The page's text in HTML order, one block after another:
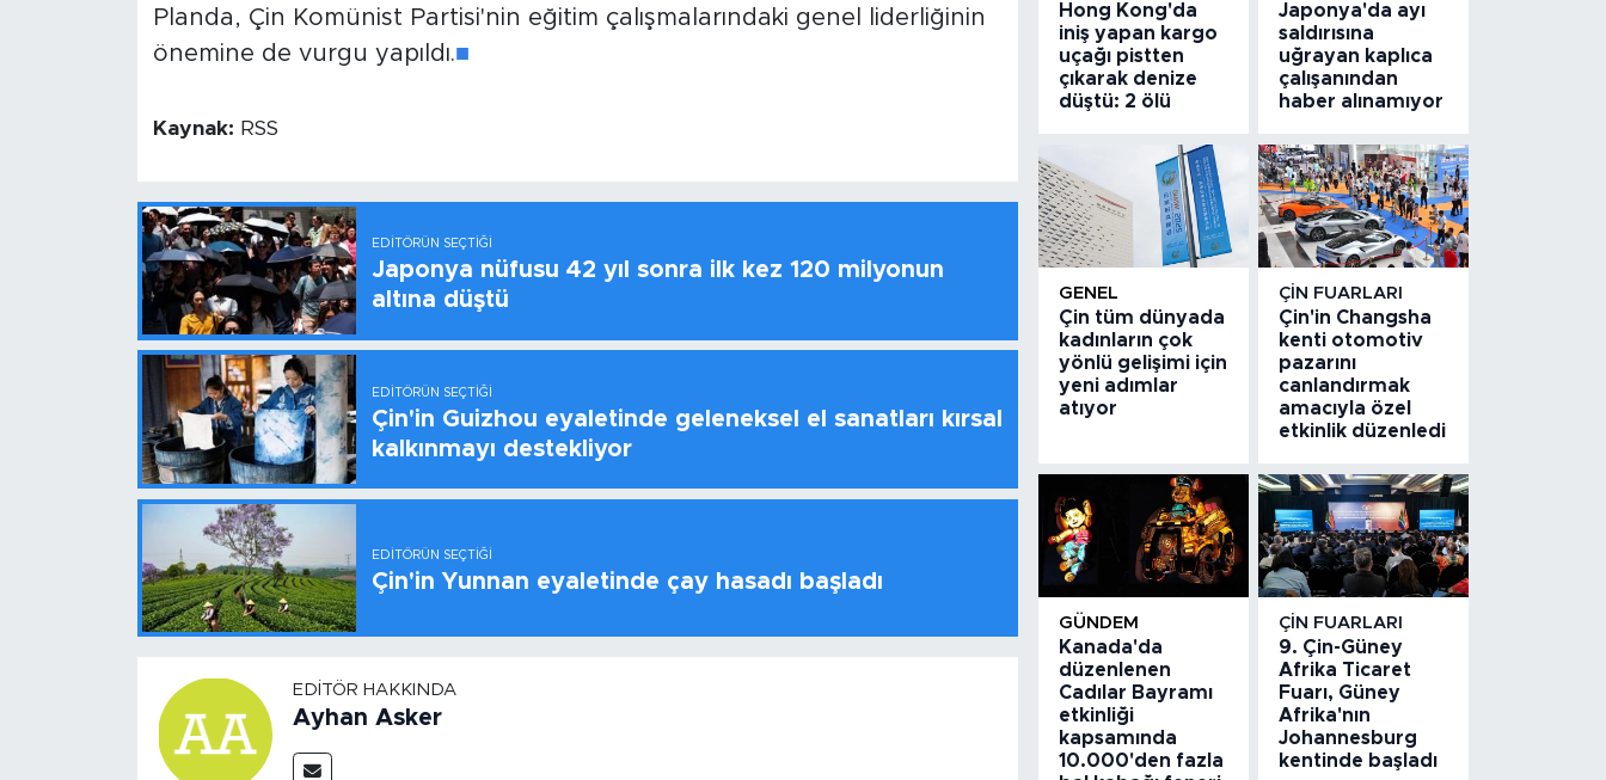
Planda, Çin Komünist Partisi'nin eğitim çalışmalarındaki genel liderliğinin
önemine de vurgu yapıldı.■
Kaynak: RSS
EDITÖRÜN SEÇTIĞI
Japonya nüfusu 42 yıl sonra ilk kez 120 milyonun
altına düştü
EDITÖRÜN SEÇTIĞI
Çin'in Guizhou eyaletinde geleneksel el sanatları kırsal
kalkınmayı destekliyor
EDITÖRÜN SEÇTIĞI
Çin'in Yunnan eyaletinde çay hasadı başladı
EDITÖR HAKKINDA
Ayhan Asker
Hong Kong'da
iniş yapan kargo
uçağı pistten
çıkarak denize
düştü: 2 ölü
Japonya'da ayı
saldırısına
uğrayan kaplıca
çalışanından
haber alınamıyor
GENEL
Çin tüm dünyada
kadınların çok
yönlü gelişimi için
yeni adımlar
atıyor
ÇIN FUARLARI
Çin'in Changsha
kenti otomotiv
pazarını
canlandırmak
amacıyla özel
etkinlik düzenledi
GÜNDEM
Kanada'da
düzenlenen
Cadılar Bayramı
etkinliği
kapsamında
10.000'den fazla
ÇIN FUARLARI
9. Çin-Güney
Afrika Ticaret
Fuarı, Güney
Afrika'nın
Johannesburg
kentinde başladı